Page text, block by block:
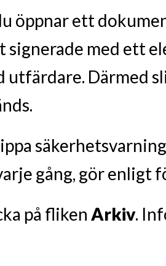
öppnar ett
signerade med ett
utfärdare. Därmed
gång, gör enligt
på fliken Arkiv.